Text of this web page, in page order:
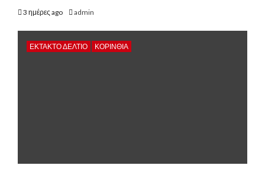
3 ημέρες ago admin
ΕΚΤΑΚΤΟ ΔΕΛΤΙΟ ΚΟΡΙΝΘΊΑ